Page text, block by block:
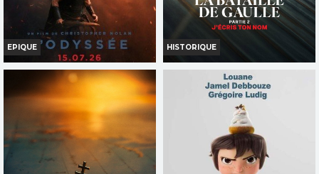
EPIQUE
L ODYSSEE
Horaires et Infos
Bande-annonce
Réservation
HISTORIQUE
LA BATAILLE DE GAULLE J
ECRIS TON NOM
Horaires et Infos
Bande-annonce
Réservation